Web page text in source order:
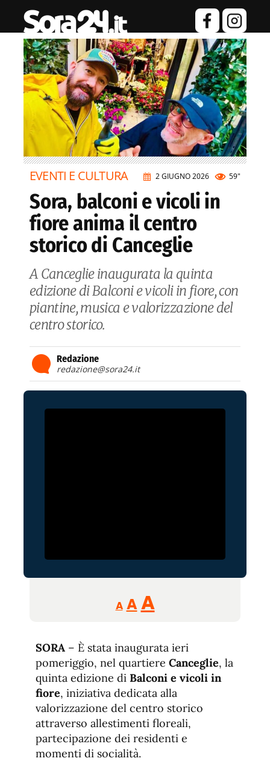
2 GIUGNO 2026 59"
EVENTI E CULTURA
Sora, balconi e vicoli in
fiore anima il centro
storico di Canceglie
A Canceglie inaugurata la quinta
edizione di Balconi e vicoli in fiore, con
piantine, musica e valorizzazione del
centro storico.
Redazione
redazione@sora24.it
A
Reducir
tamaño
A Restablecer
tamaño
fuente
AAumentar
de
fuente.
SORA – È stata inaugurata ieri
pomeriggio, nel quartiere Canceglie, la
quinta edizione di Balconi e vicoli in
fiore, iniziativa dedicata alla
valorizzazione del centro storico
attraverso allestimenti floreali,
partecipazione dei residenti e
momenti di socialità.